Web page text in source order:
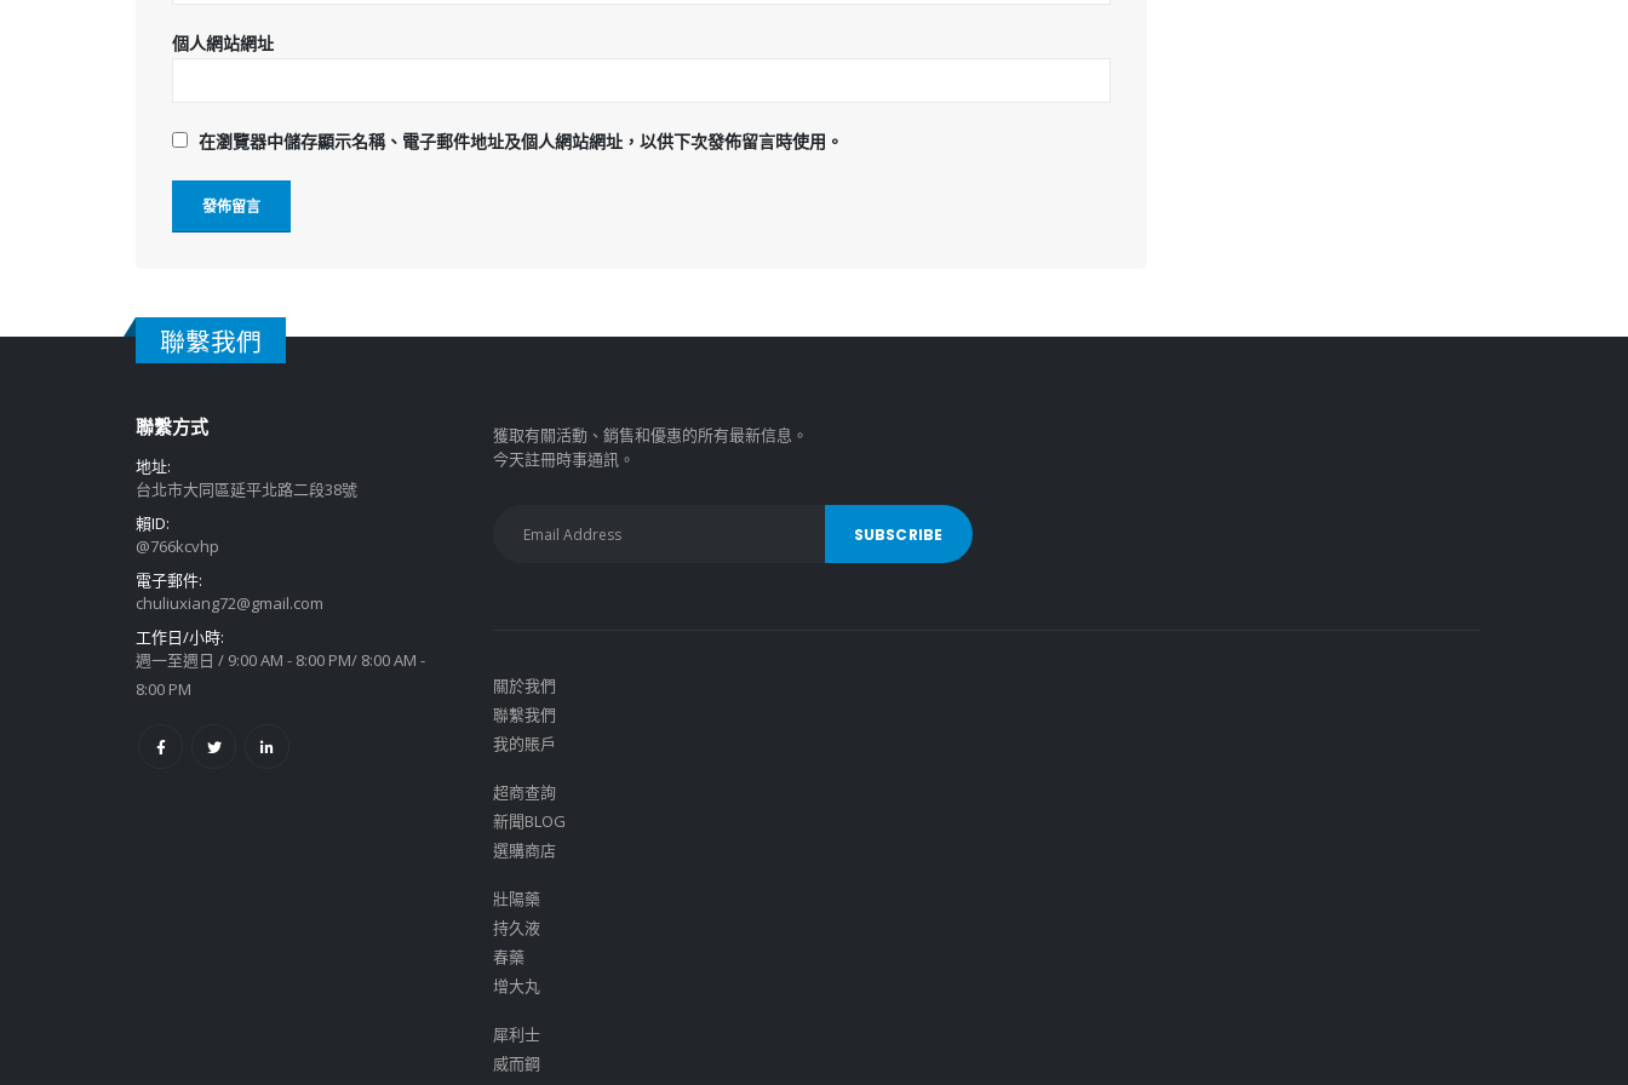
個人網站網址
在瀏覽器中儲存顯示名稱、電子郵件地址及個人網站網址，以供下次發佈留言時使用。
聯繫我們
聯繫方式
地址:
台北市大同區延平北路二段38號
賴ID:
@766kcvhp
電子郵件:
chuliuxiang72@gmail.com
工作日/小時:
週一至週日 / 9:00 AM - 8:00 PM/ 8:00 AM -
8:00 PM
獲取有關活動、銷售和優惠的所有最新信息。
今天註冊時事通訊。
關於我們
聯繫我們
我的賬戶
超商查詢
新聞BLOG
選購商店
壯陽藥
持久液
春藥
增大丸
犀利士
威而鋼